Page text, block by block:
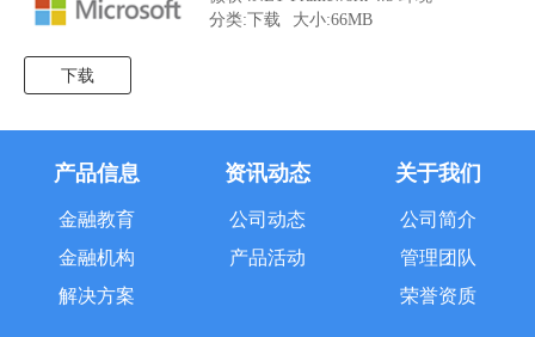
分类:下载
大小:66MB
下载
产品信息
金融教育
金融机构
解决方案
资讯动态
公司动态
产品活动
关于我们
公司简介
管理团队
荣誉资质